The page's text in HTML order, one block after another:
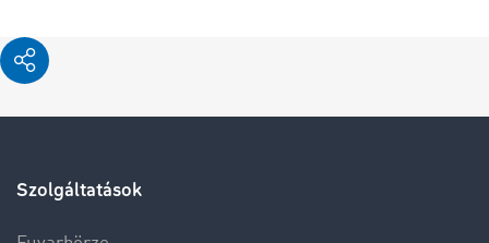
Szolgáltatások